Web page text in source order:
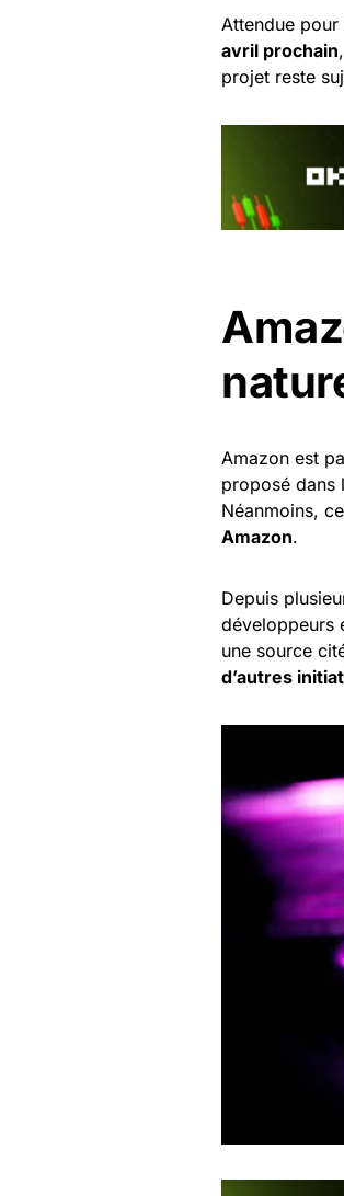
Attendue
avril prochain
projet reste
Amazon est
proposé dans
Néanmoins,
Amazon.
Depuis
développeurs
une source
d’autres